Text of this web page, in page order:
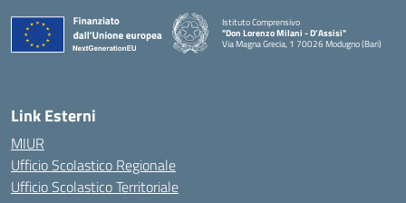
Istituto Comprensivo
"Don Lorenzo Milani - D’Assisi"
Via Magna Grecia, 1 70026 Modugno (Bari)
— Visita la pagina iniziale della scuola
Link Esterni
MIUR
Ufficio Scolastico Regionale
Ufficio Scolastico Territoriale